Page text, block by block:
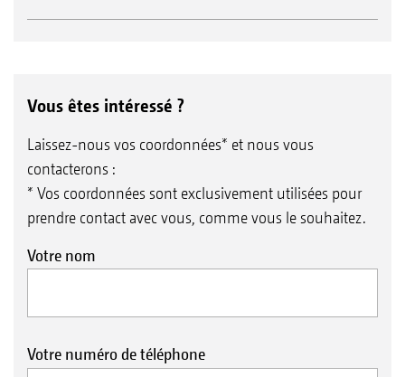
Vous êtes intéressé ?
Laissez-nous vos coordonnées* et nous vous
contacterons :
* Vos coordonnées sont exclusivement utilisées pour
prendre contact avec vous, comme vous le souhaitez.
Votre nom
Votre numéro de téléphone